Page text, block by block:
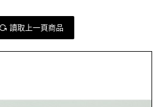
讀取上一頁商品